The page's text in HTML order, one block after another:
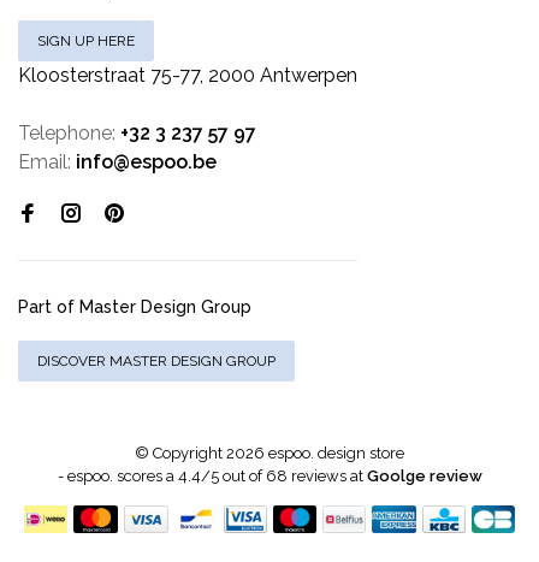
SIGN UP HERE
Kloosterstraat 75-77, 2000 Antwerpen
Telephone: +32 3 237 57 97
Email: info@espoo.be
Part of Master Design Group
DISCOVER MASTER DESIGN GROUP
© Copyright 2026 espoo. design store
- espoo. scores a4.4/5out of 68 reviews at Goolge review